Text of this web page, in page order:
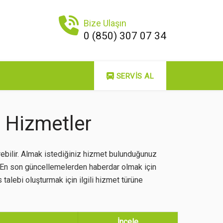
Bize Ulaşın
0 (850) 307 07 34
SERVIS AL
Hizmetler
Almak istediğiniz hizmet bulunduğunuz
son güncellemelerden haberdar olmak için
talebi oluşturmak için ilgili hizmet türüne